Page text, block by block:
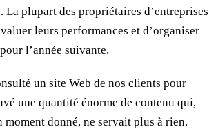
La plupart des propriétaires d’entreprises
leurs performances et d’organiser
l’année suivante.
un site Web de nos clients pour
une quantité énorme de contenu qui,
moment donné, ne servait plus à rien.